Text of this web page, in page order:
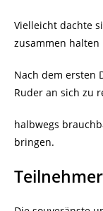
Vielleicht dachte
zusammen halten
Nach dem ersten
Ruder an sich zu
halbwegs
bringen.